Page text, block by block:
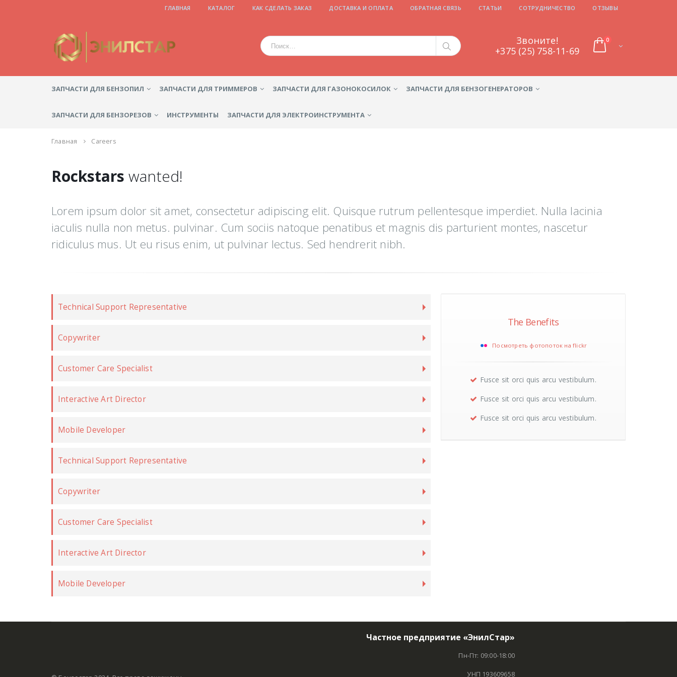
ГЛАВНАЯ КАТАЛОГ КАК СДЕЛАТЬ ЗАКАЗ ДОСТАВКА И ОПЛАТА ОБРАТНАЯ СВЯЗЬ СТАТЬИ СОТРУДНИЧЕСТВО ОТЗЫВЫ
Звоните!
‎‎‎‎+375 (25) 758-11-69
0
ЗАПЧАСТИ ДЛЯ БЕНЗОПИЛ ЗАПЧАСТИ ДЛЯ ТРИММЕРОВ ЗАПЧАСТИ ДЛЯ ГАЗОНОКОСИЛОК ЗАПЧАСТИ ДЛЯ БЕНЗОГЕНЕРАТОРОВ
ЗАПЧАСТИ ДЛЯ БЕНЗОРЕЗОВ ИНСТРУМЕНТЫ ЗАПЧАСТИ ДЛЯ ЭЛЕКТРОИНСТРУМЕНТА
Главная Careers
Rockstars wanted!
Lorem ipsum dolor sit amet, consectetur adipiscing elit. Quisque rutrum pellentesque imperdiet. Nulla lacinia
iaculis nulla non metus. pulvinar. Cum sociis natoque penatibus et magnis dis parturient montes, nascetur
ridiculus mus. Ut eu risus enim, ut pulvinar lectus. Sed hendrerit nibh.
Technical Support Representative
Copywriter
Customer Care Specialist
Interactive Art Director
Mobile Developer
Technical Support Representative
Copywriter
Customer Care Specialist
Interactive Art Director
Mobile Developer
The Benefits
Посмотреть фотопоток на flickr
Fusce sit orci quis arcu vestibulum.
Fusce sit orci quis arcu vestibulum.
Fusce sit orci quis arcu vestibulum.
Частное предприятие «ЭнилСтар»
Пн-Пт: 09:00-18:00
УНП 193609658